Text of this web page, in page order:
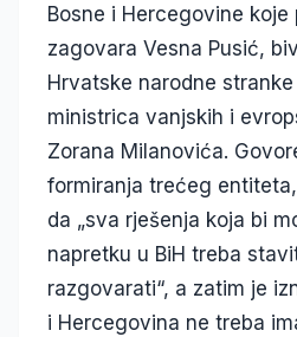
Bosne i Hercegovine koje
zagovara Vesna Pusić,
Hrvatske narodne
ministrica vanjskih i
Zorana Milanovića.
formiranja trećeg
da „sva rješenja koja bi
napretku u BiH treba
razgovarati“, a zatim je
i Hercegovina ne treba